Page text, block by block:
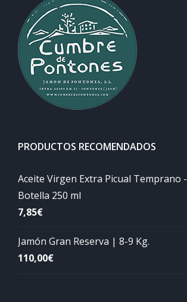
PRODUCTOS RECOMENDADOS
Aceite Virgen Extra Picual Temprano -
Botella 250 ml
7,85€
Jamón Gran Reserva | 8-9 Kg.
110,00€